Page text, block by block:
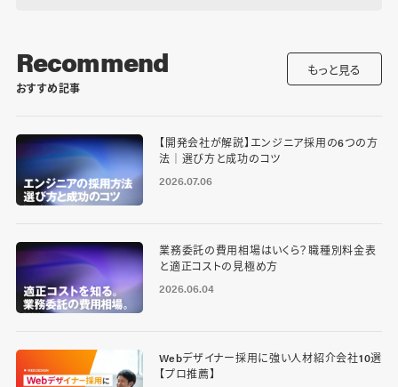
Recommend
おすすめ記事
もっと見る
【開発会社が解説】エンジニア採用の6つの方
法｜選び方と成功のコツ
2026.07.06
業務委託の費用相場はいくら？職種別料金表
と適正コストの見極め方
2026.06.04
Webデザイナー採用に強い人材紹介会社10選
【プロ推薦】